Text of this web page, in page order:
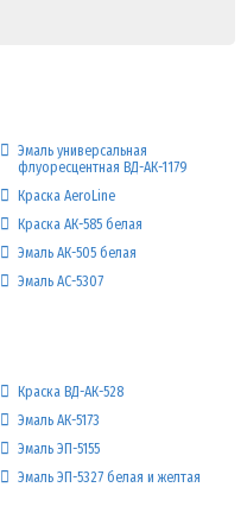
Эмаль универсальная
флуоресцентная ВД-АК-1179
Краска AeroLine
Краска АК-585 белая
Эмаль АК-505 белая
Эмаль АС-5307
Краска ВД-АК-528
Эмаль АК-5173
Эмаль ЭП-5155
Эмаль ЭП-5327 белая и желтая